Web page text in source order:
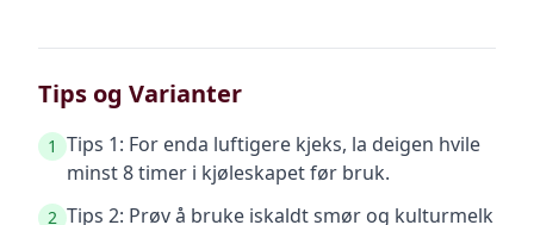
Tips og Varianter
1 Tips 1: For enda luftigere kjeks, la deigen hvile
minst 8 timer i kjøleskapet før bruk.
2 Tips 2: Prøv å bruke iskaldt smør og kulturmelk